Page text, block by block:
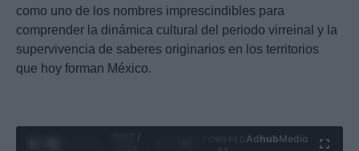
como uno de los nombres imprescindibles para
comprender la dinámica cultural del periodo virreinal y la
supervivencia de saberes originarios en los territorios
que hoy forman México.
0:29 /
Ad hubMedia